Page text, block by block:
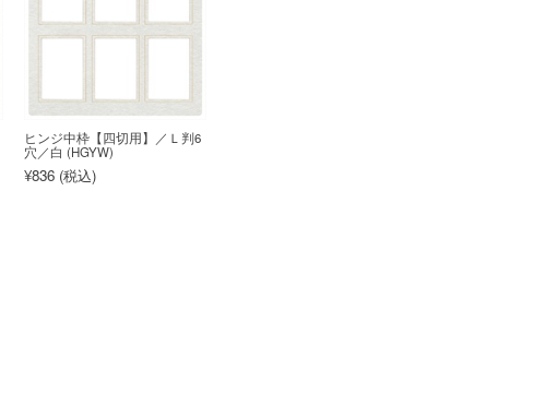
ヒンジ中枠【四切用】／Ｌ判6
穴／白 (HGYW)
¥836 (税込)